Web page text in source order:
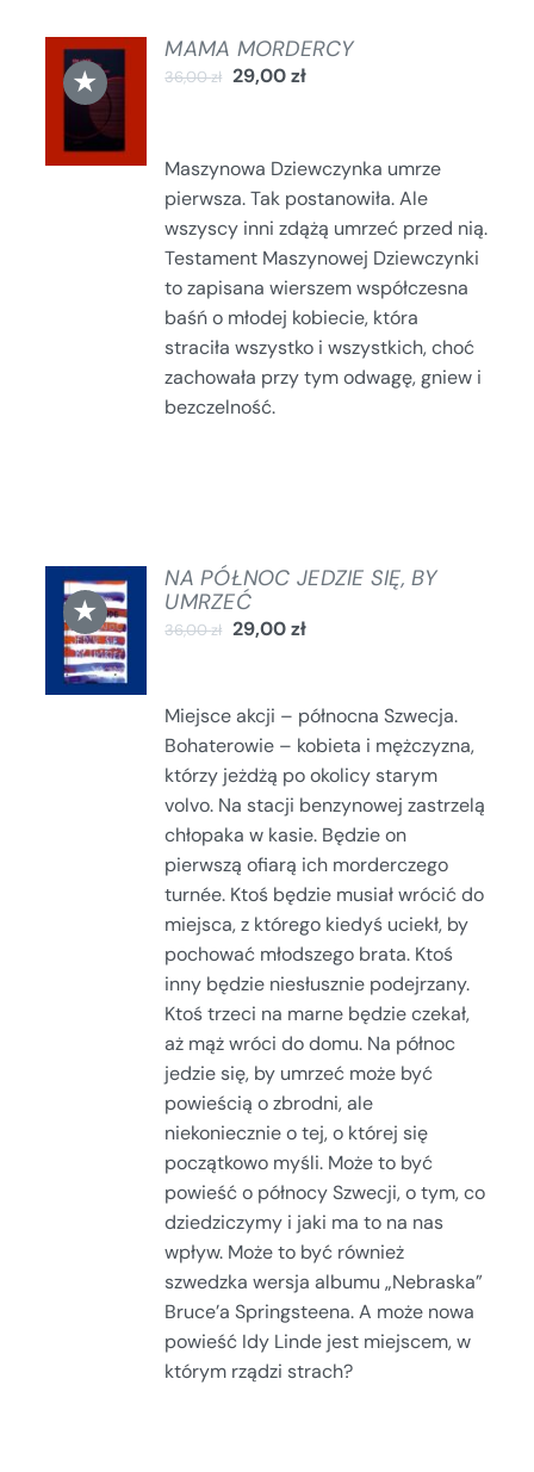
★
DODAJ
DO
KOSZYKA
/
SZCZEGÓŁY
MAMA MORDERCY
36,00zł 29,00zł
Maszynowa Dziewczynka umrze
pierwsza. Tak postanowiła. Ale
wszyscy inni zdążą umrzeć przed nią.
Testament Maszynowej Dziewczynki
to zapisana wierszem współczesna
baśń o młodej kobiecie, która
straciła wszystko i wszystkich, choć
zachowała przy tym odwagę, gniew i
bezczelność.
★
DODAJ
DO
KOSZYKA
/
SZCZEGÓŁY
NA PÓŁNOC JEDZIE SIĘ, BY
UMRZEĆ
36,00zł 29,00zł
Miejsce akcji – północna Szwecja.
Bohaterowie – kobieta i mężczyzna,
którzy jeżdżą po okolicy starym
volvo. Na stacji benzynowej zastrzelą
chłopaka w kasie. Będzie on
pierwszą ofiarą ich morderczego
turnée. Ktoś będzie musiał wrócić do
miejsca, z którego kiedyś uciekł, by
pochować młodszego brata. Ktoś
inny będzie niesłusznie podejrzany.
Ktoś trzeci na marne będzie czekał,
aż mąż wróci do domu. Na północ
jedzie się, by umrzeć może być
powieścią o zbrodni, ale
niekoniecznie o tej, o której się
początkowo myśli. Może to być
powieść o północy Szwecji, o tym, co
dziedziczymy i jaki ma to na nas
wpływ. Może to być również
szwedzka wersja albumu „Nebraska”
Bruce’a Springsteena. A może nowa
powieść Idy Linde jest miejscem, w
którym rządzi strach?